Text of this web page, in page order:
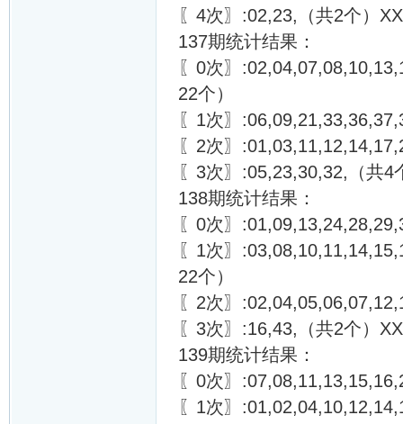
〖4次〗:02,23,（共2个）
137期统计结果：
〖0次〗
22个）
〖1次〗
〖2次〗
〖3次〗:05,23,30,32,（共4
138期统计结果：
〖0次〗
〖1次〗
22个）
〖2次〗
〖3次〗:16,43,（共2个）
139期统计结果：
〖0次〗
〖1次〗